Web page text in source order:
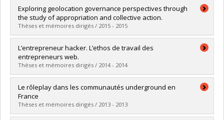
Graduate :Paredes, Laurie
Cycle :Master's
Grade :M. Sc.
Lien vers le document dans Papyrus
Exploring geolocation governance perspectives through
the study of appropriation and collective action.
Thèses et mémoires dirigés / 2015 - 2015
Graduate :Michaux, Julien
Cycle :Master's
Grade :M. Sc.
Lien vers le document dans Papyrus
L’entrepreneur hacker. L’ethos de travail des
entrepreneurs web.
Thèses et mémoires dirigés / 2014 - 2014
Graduate :Richard, Sophie
Cycle :
Grade :M. Sc.
Lien vers le document dans Papyrus
Le rôleplay dans les communautés underground en
France
Thèses et mémoires dirigés / 2013 - 2013